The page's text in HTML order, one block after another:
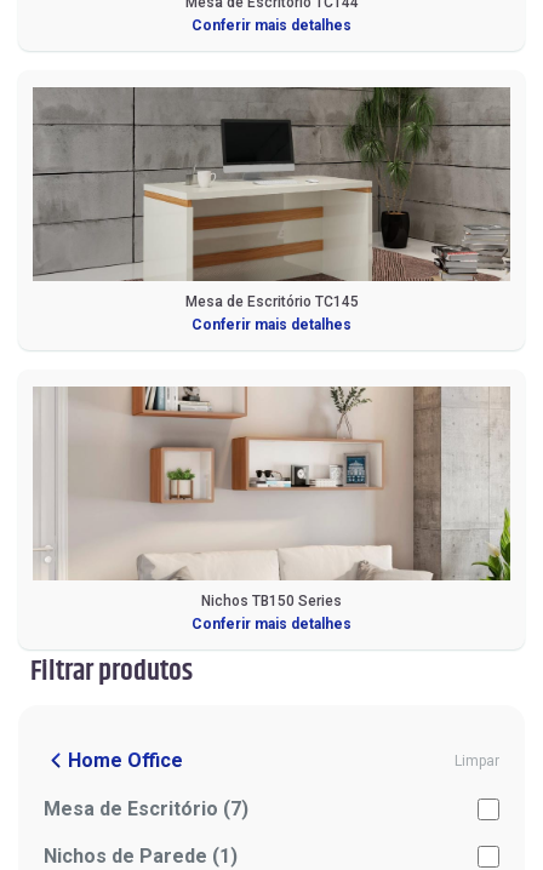
Filtrar produtos
Home Office Limpar
Mesa de Escritório (7)
Nichos de Parede (1)
Conferir mais detalhes
Mesa de Escritório TC145
Conferir mais detalhes
Nichos TB150 Series
Conferir mais detalhes